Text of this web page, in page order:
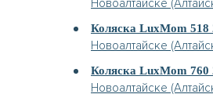
Новоалтайске
Коляска LuxMom 518
Новоалтайске
Коляска LuxMom 760
Новоалтайске